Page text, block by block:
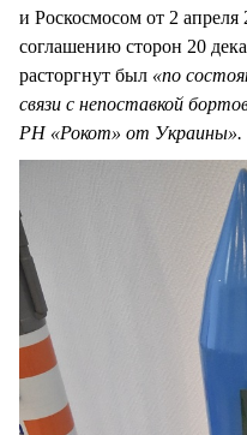
и Роскосмосом от 2 апреля
соглашению сторон 20
расторгнут был «по
связи с непоставкой
РН «Рокот» от Украины».